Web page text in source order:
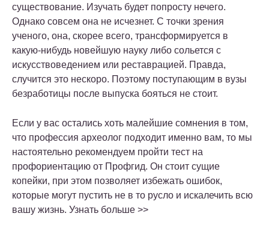
существование. Изучать будет попросту нечего.
Однако совсем она не исчезнет. С точки зрения
ученого, она, скорее всего, трансформируется в
какую-нибудь новейшую науку либо сольется с
искусствоведением или реставрацией. Правда,
случится это нескоро. Поэтому поступающим в вузы
безработицы после выпуска бояться не стоит.
Если у вас остались хоть малейшие сомнения в том,
что профессия археолог подходит именно вам, то мы
настоятельно рекомендуем пройти тест на
профориентацию от Профгид. Он стоит сущие
копейки, при этом позволяет избежать ошибок,
которые могут пустить не в то русло и искалечить всю
вашу жизнь. Узнать больше >>